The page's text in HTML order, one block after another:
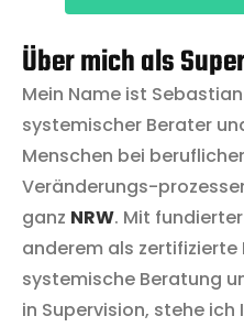
Über mich als
Mein Name ist
systemischer Berater
Menschen bei
Veränderungs-
ganz NRW. Mit
anderem als
systemische Beratung
in Supervision, stehe ich